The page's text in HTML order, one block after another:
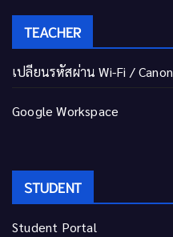
TEACHER
เปลี่ยนรหัสผ่าน Wi-Fi / Canon
Google Workspace
STUDENT
Student Portal